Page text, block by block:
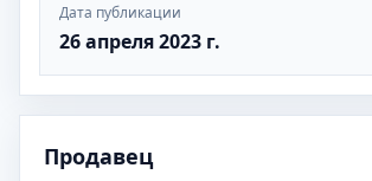
Дата публикации
26 апреля 2023 г.
Продавец